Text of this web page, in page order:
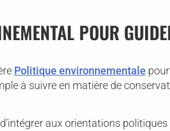
POUR
Politique environnementale
à suivre en matière de
aux orientations